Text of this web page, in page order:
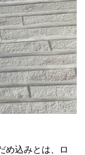
め込みとは、ロ